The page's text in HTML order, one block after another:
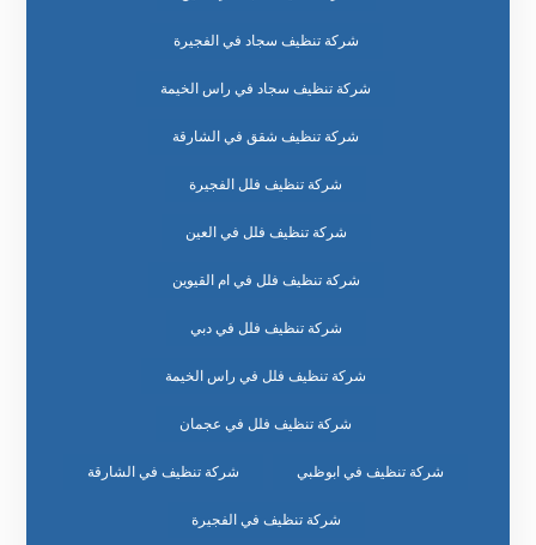
شركة تنظيف سجاد في الفجيرة
شركة تنظيف سجاد في راس الخيمة
شركة تنظيف شقق في الشارقة
شركة تنظيف فلل الفجيرة
شركة تنظيف فلل في العين
شركة تنظيف فلل في ام القيوين
شركة تنظيف فلل في دبي
شركة تنظيف فلل في راس الخيمة
شركة تنظيف فلل في عجمان
شركة تنظيف في ابوظبي شركة تنظيف في الشارقة
شركة تنظيف في الفجيرة